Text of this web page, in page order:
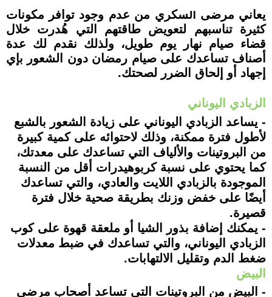
يعاني مرضى السكري من عدم وجود توافر مكونات
كثيرة تناسبهم لتعويض طاقتهم التي هُدرت خلال
قضاء صيام نهار يوم طويل، ولذلك نقدم لك عدة
أصناف تساعدك على صيام رمضان دون الشعور بإي
إجهاد أو إلحاق الضرر لصحتك.
الزبادي اليوناني
- يساعد الزبادي اليوناني على زيادة الشعور بالشبع
لأطول فترة ممكنة، وذلك لاحتوائه على كمية كبيرة
من البروتينات والألياف التي تساعدك على معدتك،
كما يحتوي على نسبة كربوهيدرات أقل من النسبة
الموجودة بالزبادي اللايت والعادي، والتي تساعدك
أيضًا على خفض وزنك بطريقة صحية خلال فترة
قصيرة.
- يمكنك إضافة بذور الشيا أو ملعقة قهوة على كوب
الزبادي اليوناني، والتي تساعدك في ضبط معدلات
ضغط الدم وتقليل الالتهابات.
البيض
- البيض من البروتينات التي تساعد أصحاب مرضى